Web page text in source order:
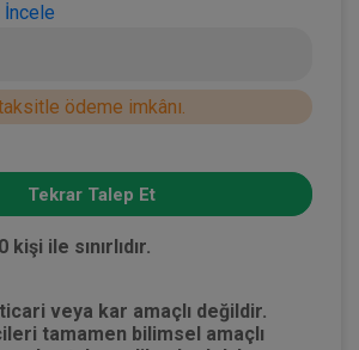
ödeme imkânı.
Tekrar Talep Et
ile sınırlıdır.
veya kar amaçlı değildir.
tamamen bilimsel amaçlı